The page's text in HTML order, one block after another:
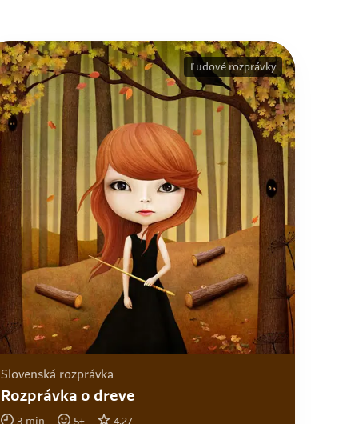
Slovenská rozprávka
Rozprávka o dreve
Ľudové rozprávky